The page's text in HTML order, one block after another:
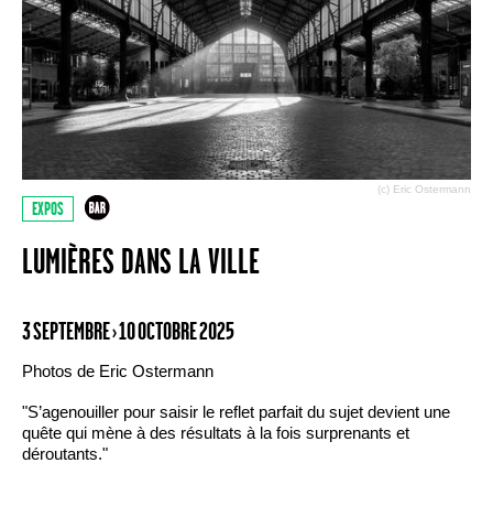
(c) Eric Ostermann
EXPOS
LUMIÈRES DANS LA VILLE
3 SEPTEMBRE › 10 OCTOBRE 2025
Photos de Eric Ostermann
"S’agenouiller pour saisir le reflet parfait du sujet devient une
quête qui mène à des résultats à la fois surprenants et
déroutants."